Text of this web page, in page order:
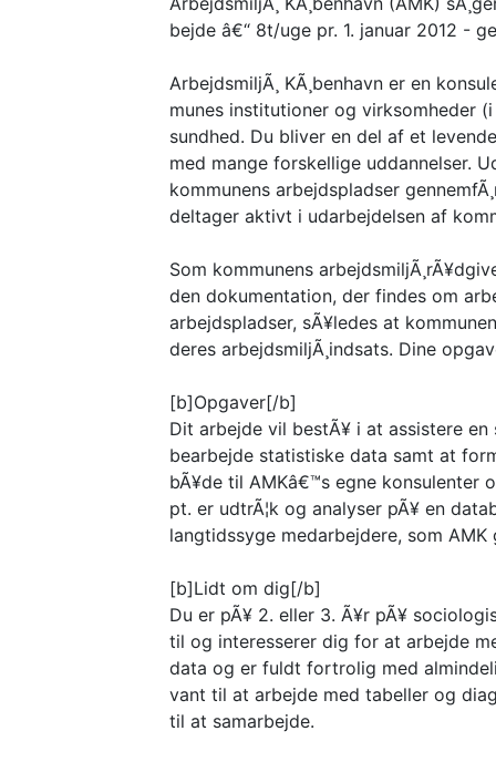
bejde â€“ 8t/uge pr. 1. januar 2012 -
ArbejdsmiljÃ¸ KÃ¸benhavn er en
munes institutioner og virksomheder
sundhed. Du bliver en del af et
med mange forskellige uddannelser.
kommunens arbejdspladser
deltager aktivt i udarbejdelsen af
Som kommunens
den dokumentation, der findes om
arbejdspladser, sÃ¥ledes at
deres arbejdsmiljÃ¸indsats. Dine
[b]Opgaver[/b]
Dit arbejde vil bestÃ¥ i at assistere
bearbejde statistiske data samt at
bÃ¥de til AMKâ€™s egne konsulenter
pt. er udtrÃ¦k og analyser pÃ¥ en
langtidssyge medarbejdere, som
[b]Lidt om dig[/b]
Du er pÃ¥ 2. eller 3. Ã¥r pÃ¥
til og interesserer dig for at arbejde
data og er fuldt fortrolig med
vant til at arbejde med tabeller og
til at samarbejde.